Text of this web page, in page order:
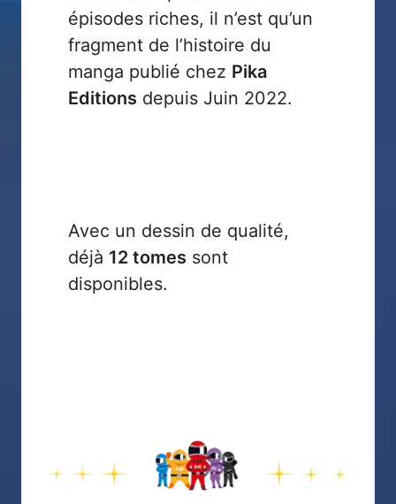
épisodes riches, il n’est qu’un
fragment de l’histoire du
manga publié chez Pika
Editions depuis Juin 2022.
Avec un dessin de qualité,
déjà 12 tomes sont
disponibles.